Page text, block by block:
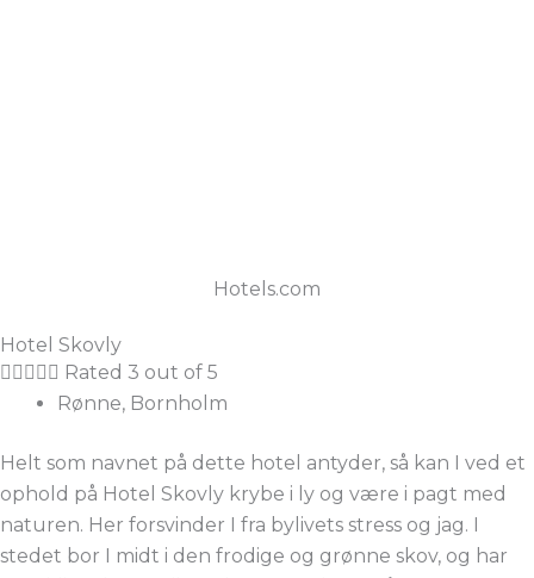
Hotels.com
Hotel Skovly
     Rated 3 out of 5
Rønne, Bornholm
Helt som navnet på dette hotel antyder, så kan I ved et
ophold på Hotel Skovly krybe i ly og være i pagt med
naturen. Her forsvinder I fra bylivets stress og jag. I
stedet bor I midt i den frodige og grønne skov, og har